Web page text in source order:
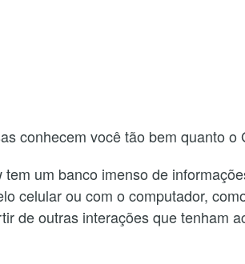
conhecem você tão bem quanto o
um banco imenso de
celular ou com o computador,
de outras interações que tenham